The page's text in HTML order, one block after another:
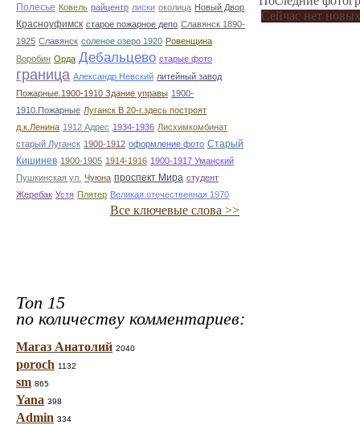
Полесье Ковель райцентр лиски околица Новый Двор
Красноуфимск старое пожарное депо Славянск 1890-
1925 Славянск соленое озеро 1920 Ровенщина
Воробин Орда Дебальцево старые фото
граница Александр Невский литейный завод
Пожарные.1900-1910 Здание управы 1900-
1910.Пожарные Луганск В 20-г.здесь построят
д.к.Ленина 1912 Адрес 1934-1936 Лисхимкомбинат
старый Луганск 1900-1912 оформление фото Старый
Кишинев 1900-1905 1914-1916 1900-1917 Уманский
Пушкинская ул. Чуюна проспект Мира студент
Жеребак Устя Плятер Великая отечественная 1970
Все ключевые слова >>
Топ 15
по количеству комментариев:
Магаз Анатолий 2040
poroch 1132
sm 865
Yana 398
Admin 334
Сейчас нет